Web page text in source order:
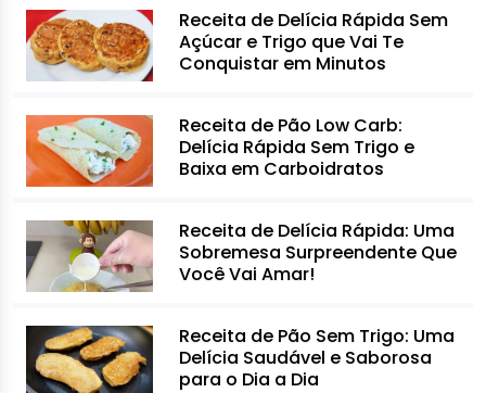
Receita de Delícia Rápida Sem
Açúcar e Trigo que Vai Te
Conquistar em Minutos
Receita de Pão Low Carb:
Delícia Rápida Sem Trigo e
Baixa em Carboidratos
Receita de Delícia Rápida: Uma
Sobremesa Surpreendente Que
Você Vai Amar!
Receita de Pão Sem Trigo: Uma
Delícia Saudável e Saborosa
para o Dia a Dia